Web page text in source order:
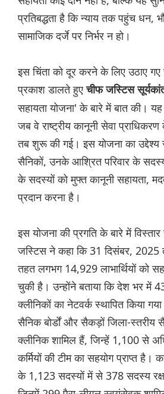
प्रतिबद्धता है कि न्याय तक पहुंच धन,
सामाजिक दर्जे पर निर्भर न हो।
इस चिंता को दूर करने के लिए उठाए
प्रकाश डालते हुएचीफ जस्टिस
सहायता योजना' के बारे में बात की।
जब वे राष्ट्रीय कानूनी सेवा प्राधिकरण
तब शुरू की गई। इस योजना का उद्देश्य
सैनिकों, उनके आश्रित परिवार के
के सदस्यों को मुफ्त कानूनी सहायता,
प्रदान करना है।
इस योजना की प्रगति के बारे में
जस्टिस ने कहा कि 31 दिसंबर,
तहत लगभग 14,929 लाभार्थियों को
चुकी है। उन्होंने बताया कि देश भर में
क्लीनिकों का नेटवर्क स्थापित किया
सैनिक बोर्डों और सैकड़ों जिला-स्तरीय
क्लीनिक शामिल हैं, जिन्हें 1,100 से
कर्मियों की टीम का सहयोग प्राप्त है।
के 1,123 सदस्यों में से 378 सदस्य